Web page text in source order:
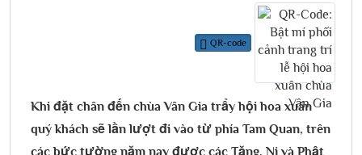
QR-code
Khi đặt chân đến chùa Vân Gia trẩy hội hoa xuân
quý khách sẽ lần lượt đi vào từ phía Tam Quan, trên
các bức tường năm nay được các Tăng, Ni và Phật